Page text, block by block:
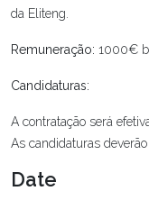
da Eliteng.
Remuneração: 1000€
Candidaturas:
A contratação será
As candidaturas
Date